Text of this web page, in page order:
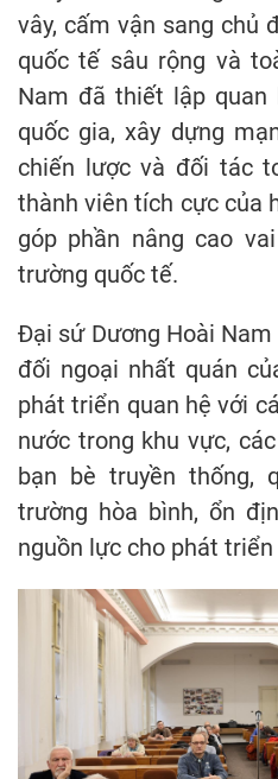
vây, cấm vận sang chủ
quốc tế sâu rộng và
Nam đã thiết lập quan
quốc gia, xây dựng
chiến lược và đối tác
thành viên tích cực của
góp phần nâng cao
trường quốc tế.
Đại sứ Dương Hoài
đối ngoại nhất quán
phát triển quan hệ với
nước trong khu vực,
bạn bè truyền thống,
trường hòa bình, ổn
nguồn lực cho phát